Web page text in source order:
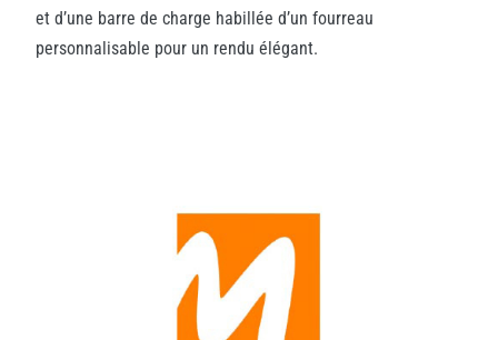
et d’une barre de charge habillée d’un fourreau
personnalisable pour un rendu élégant.